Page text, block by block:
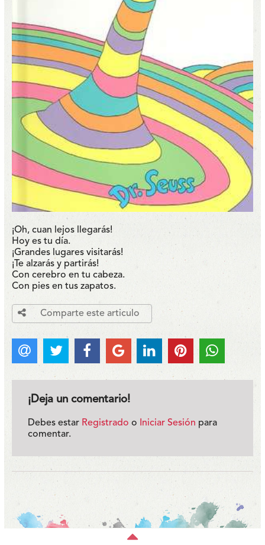
¡Oh, cuan lejos llegarás!
Hoy es tu día.
¡Grandes lugares visitarás!
¡Te alzarás y partirás!
Con cerebro en tu cabeza.
Con pies en tus zapatos.
Comparte este articulo
¡Deja un comentario!
Debes estar Registrado o Iniciar Sesión para
comentar.